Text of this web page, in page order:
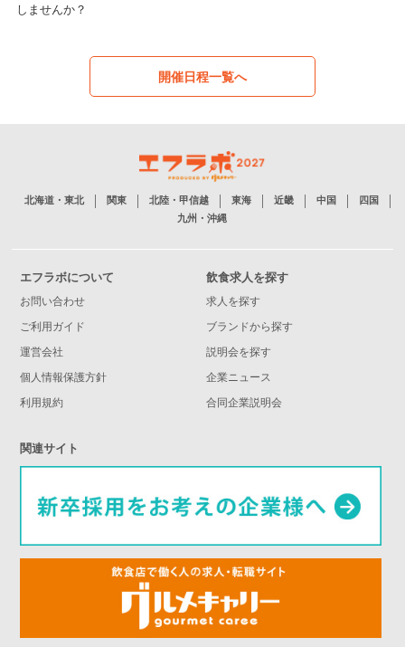
しませんか？
開催日程一覧へ
北海道・東北 関東 北陸・甲信越 東海 近畿 中国
四国
九州・沖縄
エフラボについて
お問い合わせ
ご利用ガイド
運営会社
個人情報保護方針
利用規約
飲食求人を探す
求人を探す
ブランドから探す
説明会を探す
企業ニュース
合同企業説明会
関連サイト